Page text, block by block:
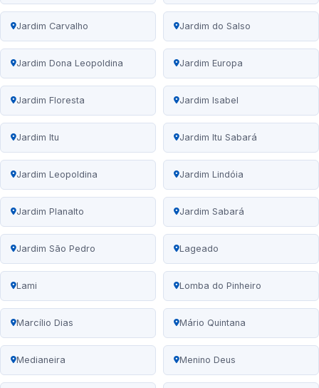
Jardim Carvalho Jardim do Salso
Jardim Dona Leopoldina Jardim Europa
Jardim Floresta Jardim Isabel
Jardim Itu Jardim Itu Sabará
Jardim Leopoldina Jardim Lindóia
Jardim Planalto Jardim Sabará
Jardim São Pedro Lageado
Lami Lomba do Pinheiro
Marcílio Dias Mário Quintana
Medianeira Menino Deus